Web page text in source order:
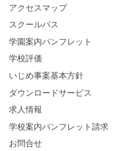
アクセスマップ
スクールバス
学園案内パンフレット
学校評価
いじめ事案基本方針
ダウンロードサービス
求人情報
学校案内パンフレット請求
お問合せ